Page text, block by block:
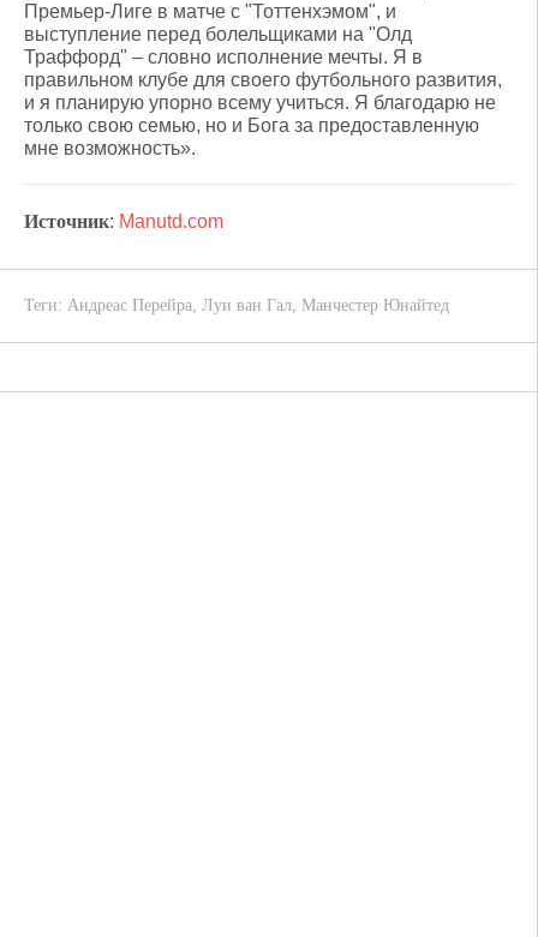
Премьер-Лиге в матче с "Тоттенхэмом", и
выступление перед болельщиками на "Олд
Траффорд" – словно исполнение мечты. Я в
правильном клубе для своего футбольного развития,
и я планирую упорно всему учиться. Я благодарю не
только свою семью, но и Бога за предоставленную
мне возможность».
Источник: Manutd.com
Теги: Андреас Перейра, Луи ван Гал, Манчестер Юнайтед